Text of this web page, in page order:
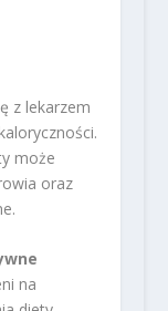
z lekarzem
może
oraz
na